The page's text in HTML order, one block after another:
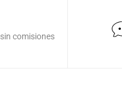
comisiones